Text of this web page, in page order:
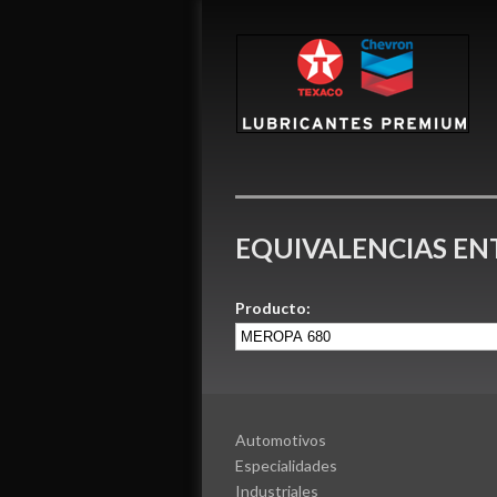
EQUIVALENCIAS
Producto:
Automotivos
Especialidades
Industriales